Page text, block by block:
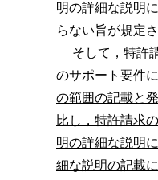
明の詳細な説明
らない旨が規定
そして，特許
のサポート要件
の範囲の記載と
比し，特許請求
明の詳細な説明
細な説明の記載